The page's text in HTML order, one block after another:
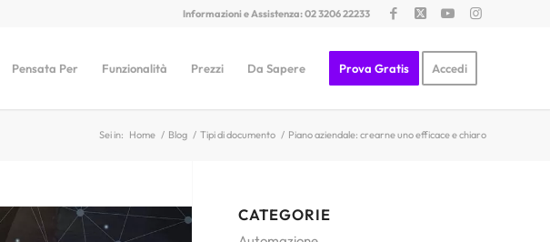
Informazioni e Assistenza: 02 3206 22233
Pensata Per Funzionalità Prezzi Da Sapere Prova Gratis Accedi
Sei in: Home / Blog / Tipi di documento / Piano aziendale: crearne uno efficace e chiaro
CATEGORIE